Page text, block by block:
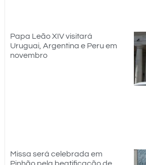
Papa Leão XIV visitará
Uruguai, Argentina e Peru em
novembro
Missa será celebrada em
Pinhão pela beatificação de